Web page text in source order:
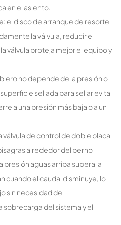
en el asiento.
el disco de arranque de resorte
la válvula, reducir el
válvula proteja mejor el equipo y
no depende de la presión o
sellada para sellar evita
a una presión más baja o a un
válvula de control de doble placa
alrededor del perno
presión aguas arriba supera la
cuando el caudal disminuye, lo
sin necesidad de
del sistema y el